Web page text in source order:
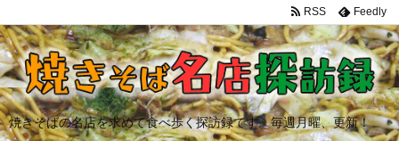
焼きそばの名店を求めて食べ歩く探訪録です。毎週月曜、更新！
RSS Feedly